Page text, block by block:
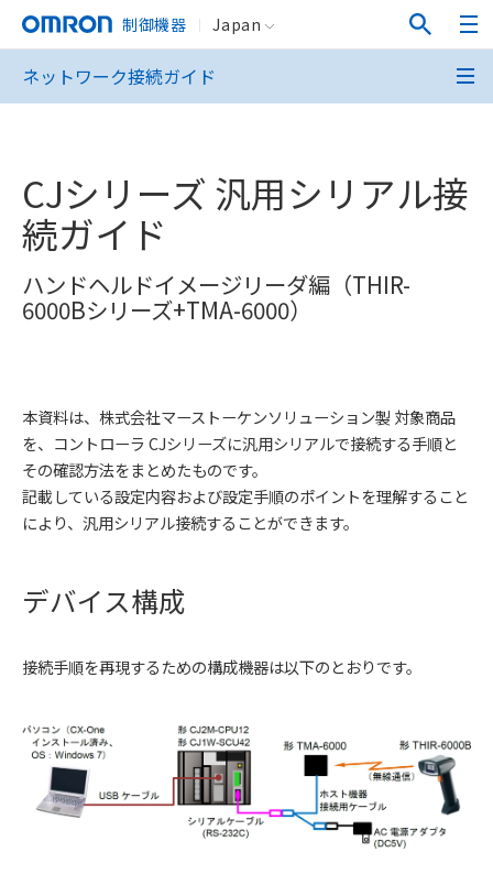
制御機器 Japan
ネットワーク接続ガイド
CJシリーズ 汎用シリアル接
続ガイド
ハンドヘルドイメージリーダ編（THIR-
6000Bシリーズ+TMA-6000）
本資料は、株式会社マーストーケンソリューション製 対象商品
を、コントローラ CJシリーズに汎用シリアルで接続する手順と
その確認方法をまとめたものです。
記載している設定内容および設定手順のポイントを理解すること
により、汎用シリアル接続することができます。
デバイス構成
接続手順を再現するための構成機器は以下のとおりです。